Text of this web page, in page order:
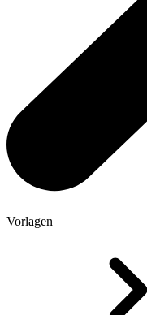
Vorlagen